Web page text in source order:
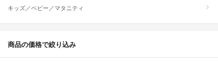
キッズ／ベビー／マタニティ
商品の価格で絞り込み